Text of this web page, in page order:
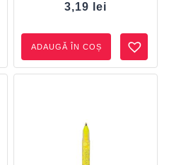
3,19
lei
ADAUGĂ ÎN COȘ